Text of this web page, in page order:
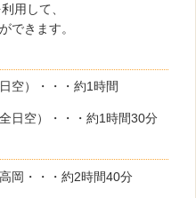
用して、
できます。
）・・・約1時間
空）・・・約1時間30分
・・・約2時間40分